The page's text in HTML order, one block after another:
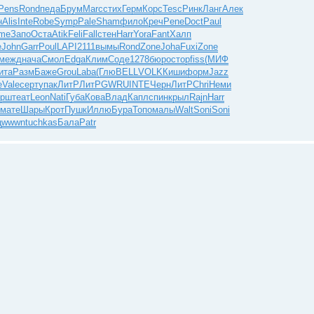
RondпедаБрумMarcстихГермКорсTescРинкЛангАлек
AlisInteRobeSympPaleShamфилоКречPeneDoctPaul
ЗапоОстаAtikFeliFallстенHarrYoraFantХалп
JohnGarrPoulLAPI2111 вымыRondZoneJohaFuxiZone
междначаСмолEdgaКлимСоде1278бюросторfiss(МИФ
РазмБажеGrouLaba(ГлюBELL VOLKКишиформJazz
ValeсертупакЛитРЛитРGWRUINTEЧернЛитРChriНеми
театLeonNatiГубаКоваВладКаплспинкрылRajnHarr
матеШарыКротПушкИллюБураТопомалыWaltSoniSoni
wwwntuchkasБалаPatr